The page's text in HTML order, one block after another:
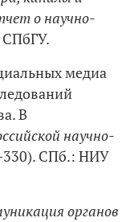
о научно-
медиа
В
научно-
СПб.: НИУ
органов